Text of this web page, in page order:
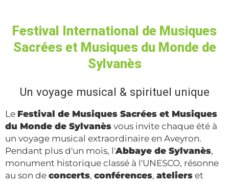
Festival International de Musiques
Sacrées et Musiques du Monde de
Sylvanès
Un voyage musical & spirituel unique
Le Festival de Musiques Sacrées et Musiques
du Monde de Sylvanès vous invite chaque été à
un voyage musical extraordinaire en Aveyron.
Pendant plus d'un mois, l'Abbaye de Sylvanès,
monument historique classé à l'UNESCO, résonne
au son de concerts, conférences, ateliers et